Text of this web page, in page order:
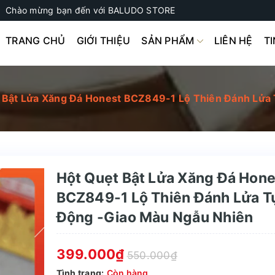
Chào mừng bạn đến với BALUDO STORE
TRANG CHỦ GIỚI THIỆU SẢN PHẨM LIÊN HỆ
Lửa Xăng Đá Honest BCZ849-1 Lộ Thiên Đánh
Hột Quẹt Bật Lửa Xăng Đá
BCZ849-1 Lộ Thiên Đánh Lửa
Động -Giao Màu Ngẫu Nhiên
399.000₫ 550.000₫